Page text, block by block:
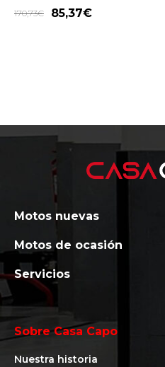
170,73€ 85,37€
Motos nuevas
Motos de ocasión
Servicios
Sobre Casa Capo
Nuestra historia